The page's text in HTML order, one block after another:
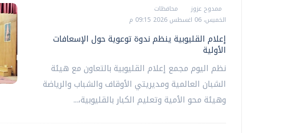
ممدوح عزوز
محافظات
الخميس، 06 اغسطس 2026 09:15 م
إعلام القليوبية ينظم ندوة توعوية حول الإسعافات
الأولية
نظم اليوم مجمع إعلام القليوبية بالتعاون مع هيئة
الشبان العالمية ومديريتي الأوقاف والشباب والرياضة
وهيئة محو الأمية وتعليم الكبار بالقليوبية،...